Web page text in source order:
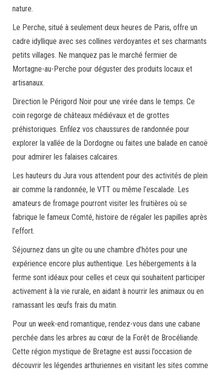
nature.
Le Perche, situé à seulement deux heures de Paris, offre un
cadre idyllique avec ses collines verdoyantes et ses charmants
petits villages. Ne manquez pas le marché fermier de
Mortagne-au-Perche pour déguster des produits locaux et
artisanaux.
Direction le Périgord Noir pour une virée dans le temps. Ce
coin regorge de châteaux médiévaux et de grottes
préhistoriques. Enfilez vos chaussures de randonnée pour
explorer la vallée de la Dordogne ou faites une balade en canoë
pour admirer les falaises calcaires.
Les hauteurs du Jura vous attendent pour des activités de plein
air comme la randonnée, le VTT ou même l’escalade. Les
amateurs de fromage pourront visiter les fruitières où se
fabrique le fameux Comté, histoire de régaler les papilles après
l’effort.
Séjournez dans un gîte ou une chambre d’hôtes pour une
expérience encore plus authentique. Les hébergements à la
ferme sont idéaux pour celles et ceux qui souhaitent participer
activement à la vie rurale, en aidant à nourrir les animaux ou en
ramassant les œufs frais du matin.
Pour un week-end romantique, rendez-vous dans une cabane
perchée dans les arbres au cœur de la Forêt de Brocéliande.
Cette région mystique de Bretagne est aussi l’occasion de
découvrir les légendes arthuriennes en visitant les sites comme